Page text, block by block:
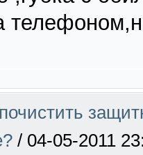
/ 04-05-2011